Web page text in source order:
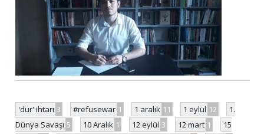
'dur' ihtarı 3 #refusewar 1 1 aralık 11 1 eylül 12
1.
Dünya Savaşı 5 10 Aralık 1 12 eylül 3 12 mart 1
15